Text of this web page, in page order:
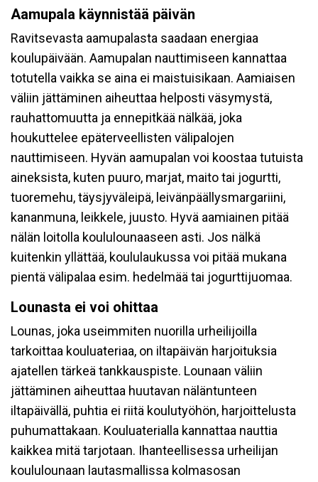
Aamupala käynnistää päivän
Ravitsevasta aamupalasta saadaan energiaa
koulupäivään. Aamupalan nauttimiseen kannattaa
totutella vaikka se aina ei maistuisikaan. Aamiaisen
väliin jättäminen aiheuttaa helposti väsymystä,
rauhattomuutta ja ennepitkää nälkää, joka
houkuttelee epäterveellisten välipalojen
nauttimiseen. Hyvän aamupalan voi koostaa tutuista
aineksista, kuten puuro, marjat, maito tai jogurtti,
tuoremehu, täysjyväleipä, leivänpäällysmargariini,
kananmuna, leikkele, juusto. Hyvä aamiainen pitää
nälän loitolla koululounaaseen asti. Jos nälkä
kuitenkin yllättää, koululaukussa voi pitää mukana
pientä välipalaa esim. hedelmää tai jogurttijuomaa.
Lounasta ei voi ohittaa
Lounas, joka useimmiten nuorilla urheilijoilla
tarkoittaa kouluateriaa, on iltapäivän harjoituksia
ajatellen tärkeä tankkauspiste. Lounaan väliin
jättäminen aiheuttaa huutavan näläntunteen
iltapäivällä, puhtia ei riitä koulutyöhön, harjoittelusta
puhumattakaan. Kouluaterialla kannattaa nauttia
kaikkea mitä tarjotaan. Ihanteellisessa urheilijan
koululounaan lautasmallissa kolmasosan